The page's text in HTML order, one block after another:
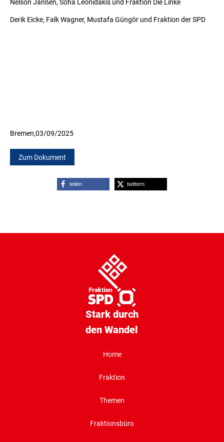
Nelson Janßen, Sofia Leonidakis und Fraktion Die Linke
Derik Eicke, Falk Wagner, Mustafa Güngör und Fraktion der SPD
Bremen,03/09/2025
Zum Dokument
teilen twittern
Stark durch
den Wandel
Home
Fraktion
Themen
Fraktionsbüro